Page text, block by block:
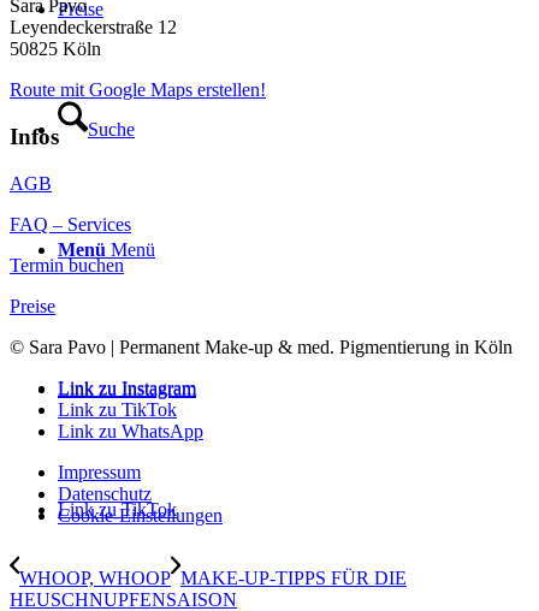
Preise
Suche
Menü Menü
Link zu Instagram
Link zu TikTok
Sara Pavo
Leyendeckerstraße 12
50825 Köln
Route mit Google Maps erstellen!
Infos
AGB
FAQ – Services
Termin buchen
Preise
© Sara Pavo | Permanent Make-up & med. Pigmentierung in Köln
Link zu Instagram
Link zu TikTok
Link zu WhatsApp
Impressum
Datenschutz
Cookie-Einstellungen
WHOOP, WHOOP MAKE-UP-TIPPS FÜR DIE
HEUSCHNUPFENSAISON